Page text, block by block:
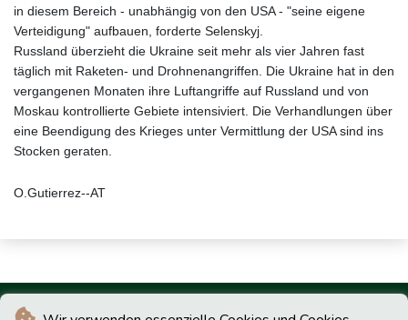
in diesem Bereich - unabhängig von den USA - "seine eigene
Verteidigung" aufbauen, forderte Selenskyj.
Russland überzieht die Ukraine seit mehr als vier Jahren fast
täglich mit Raketen- und Drohnenangriffen. Die Ukraine hat in den
vergangenen Monaten ihre Luftangriffe auf Russland und von
Moskau kontrollierte Gebiete intensiviert. Die Verhandlungen über
eine Beendigung des Krieges unter Vermittlung der USA sind ins
Stocken geraten.
O.Gutierrez--AT